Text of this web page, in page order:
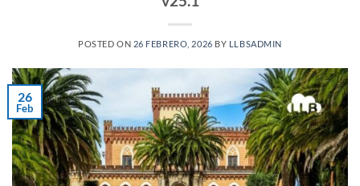
POSTED ON 26 FEBRERO, 2026 BY LLBSADMIN
26
Feb